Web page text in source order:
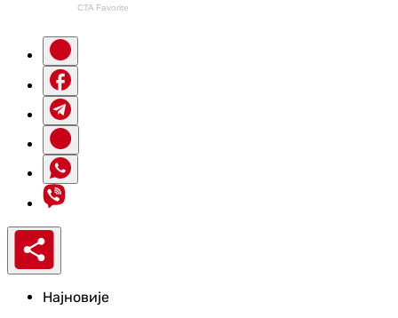
Најновије